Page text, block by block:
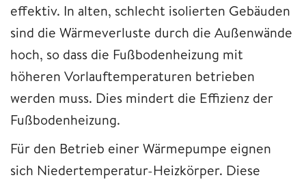
effektiv. In alten, schlecht isolierten Gebäuden
sind die Wärmeverluste durch die Außenwände
hoch, so dass die Fußbodenheizung mit
höheren Vorlauftemperaturen betrieben
werden muss. Dies mindert die Effizienz der
Fußbodenheizung.
Für den Betrieb einer Wärmepumpe eignen
sich Niedertemperatur-Heizkörper. Diese